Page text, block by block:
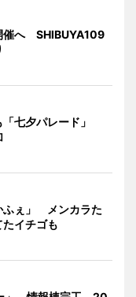
催へ SHIBUYA109
「七夕パレード」
ふぇ」 メンカラた
イチゴも